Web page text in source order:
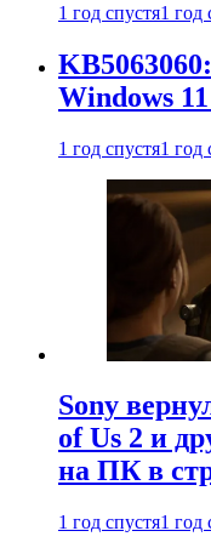
1 год спустя1 год
Windows
1 год спустя1 год
Sony
of Us 2 и
на ПК в
1 год спустя1 год